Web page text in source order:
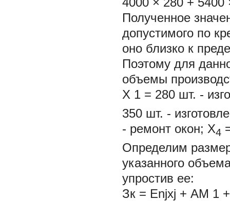
Полученное
допустимого по
оно близко к
Поэтому для
объемы
Х 1 = 280 шт. -
350 шт. -
- ремонт окон; Х4
Определим
указанного
упростив ее:
Зк = Еnjxj + АМ 1 +